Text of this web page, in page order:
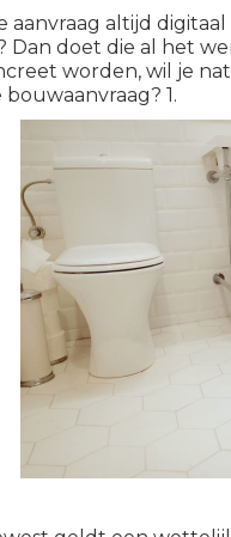
aanvraag altijd
Dan doet die al het
worden, wil je
1.